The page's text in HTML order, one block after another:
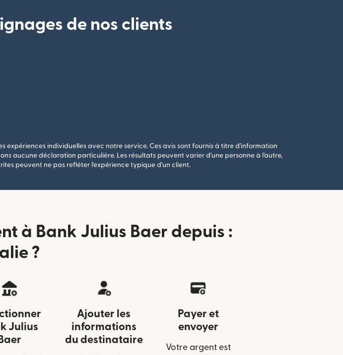
de nos clients
expériences individuelles avec notre service. Ces avis sont fournis à titre d'information
aucune déclaration particulière. Les résultats peuvent varier d'une personne à l'autre,
peuvent ne pas refléter l'expérience typique d'un client.
à Bank Julius Baer depuis :
?
Julius
Baer
Ajouter les
informations
du destinataire
Payer et
envoyer
Votre argent est